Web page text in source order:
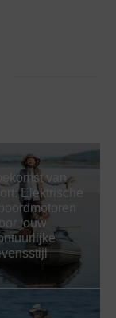
van
Elektrische
jouw